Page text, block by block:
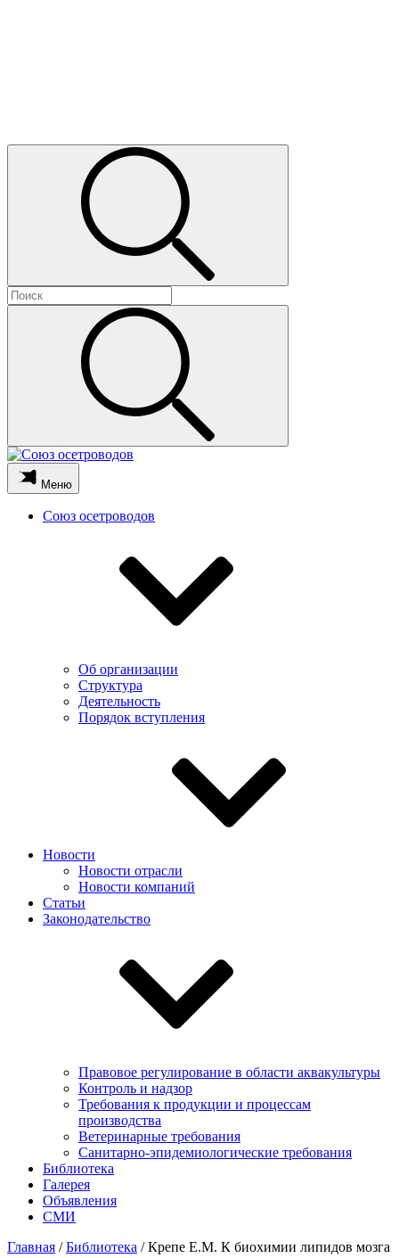
Меню
Союз осетроводов
Об организации
Структура
Деятельность
Порядок вступления
Новости
Новости отрасли
Новости компаний
Статьи
Законодательство
Правовое регулирование в области аквакультуры
Контроль и надзор
Требования к продукции и процессам
производства
Ветеринарные требования
Санитарно-эпидемиологические требования
Библиотека
Галерея
Объявления
СМИ
Главная /Библиотека /Крепе Е.М. К биохимии липидов мозга